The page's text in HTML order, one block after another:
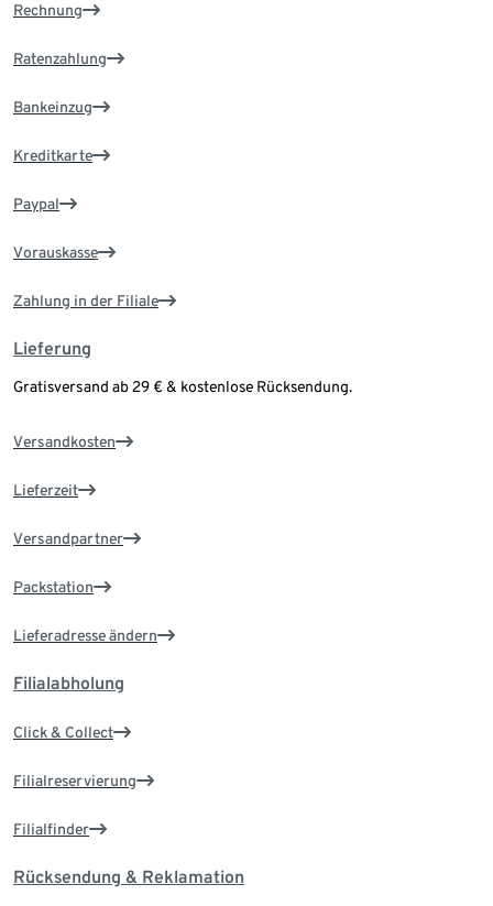
Rechnung
Ratenzahlung
Bankeinzug
Kreditkarte
Paypal
Vorauskasse
Zahlung in der Filiale
Lieferung
Gratisversand ab 29 € & kostenlose Rücksendung.
Versandkosten
Lieferzeit
Versandpartner
Packstation
Lieferadresse ändern
Filialabholung
Click & Collect
Filialreservierung
Filialfinder
Rücksendung & Reklamation